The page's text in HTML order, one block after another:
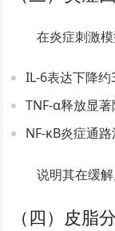
在炎症刺激
IL-6表达下降约
TNF-α释放显
NF-κB炎症通
说明其在缓
（四）皮脂